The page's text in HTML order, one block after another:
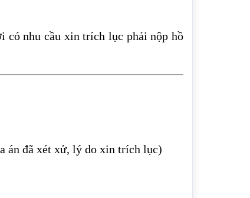
có nhu cầu xin trích lục phải nộp hồ
án đã xét xử, lý do xin trích lục)